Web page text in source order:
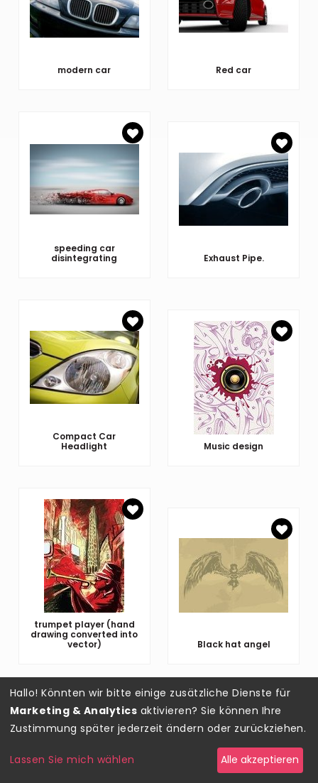
modern car Red car
speeding car
disintegrating
Exhaust Pipe.
Compact Car
Headlight
Music design
trumpet player (hand
drawing converted into
vector)
Black hat angel
Hallo! Könnten wir bitte einige zusätzliche Dienste für
Marketing & Analytics aktivieren? Sie können Ihre
Zustimmung später jederzeit ändern oder zurückziehen.
Lassen Sie mich wählen Alle akzeptieren